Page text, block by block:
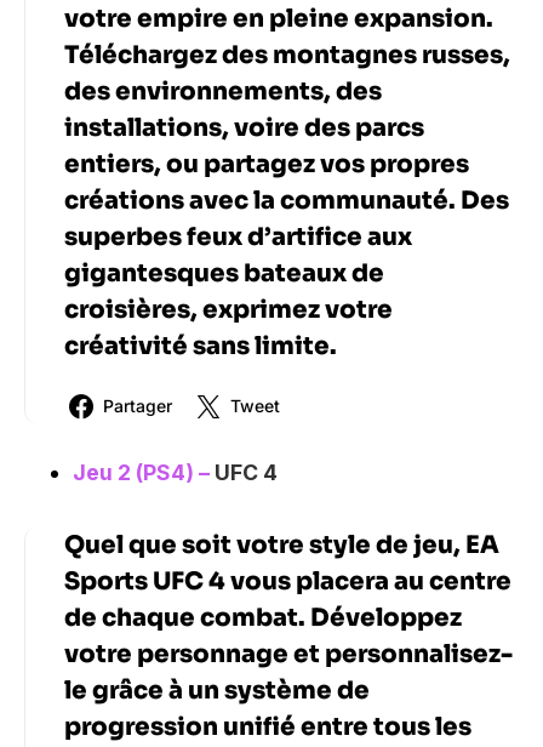
votre empire en pleine expansion.
Téléchargez des montagnes russes,
des environnements, des
installations, voire des parcs
entiers, ou partagez vos propres
créations avec la communauté. Des
superbes feux d’artifice aux
gigantesques bateaux de
croisières, exprimez votre
créativité sans limite.
Partager Tweet
Jeu 2 (PS4) – UFC 4
Quel que soit votre style de jeu, EA
Sports UFC 4 vous placera au centre
de chaque combat. Développez
votre personnage et personnalisez-
le grâce à un système de
progression unifié entre tous les